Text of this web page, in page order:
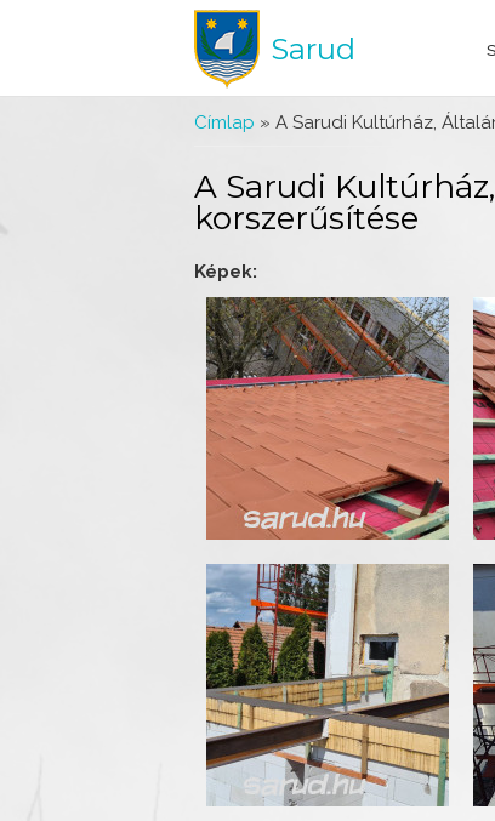
Sarud
Jelenlegi hely
Címlap » A Sarudi Kultúrház,
A Sarudi
korszerűsítése
Képek: